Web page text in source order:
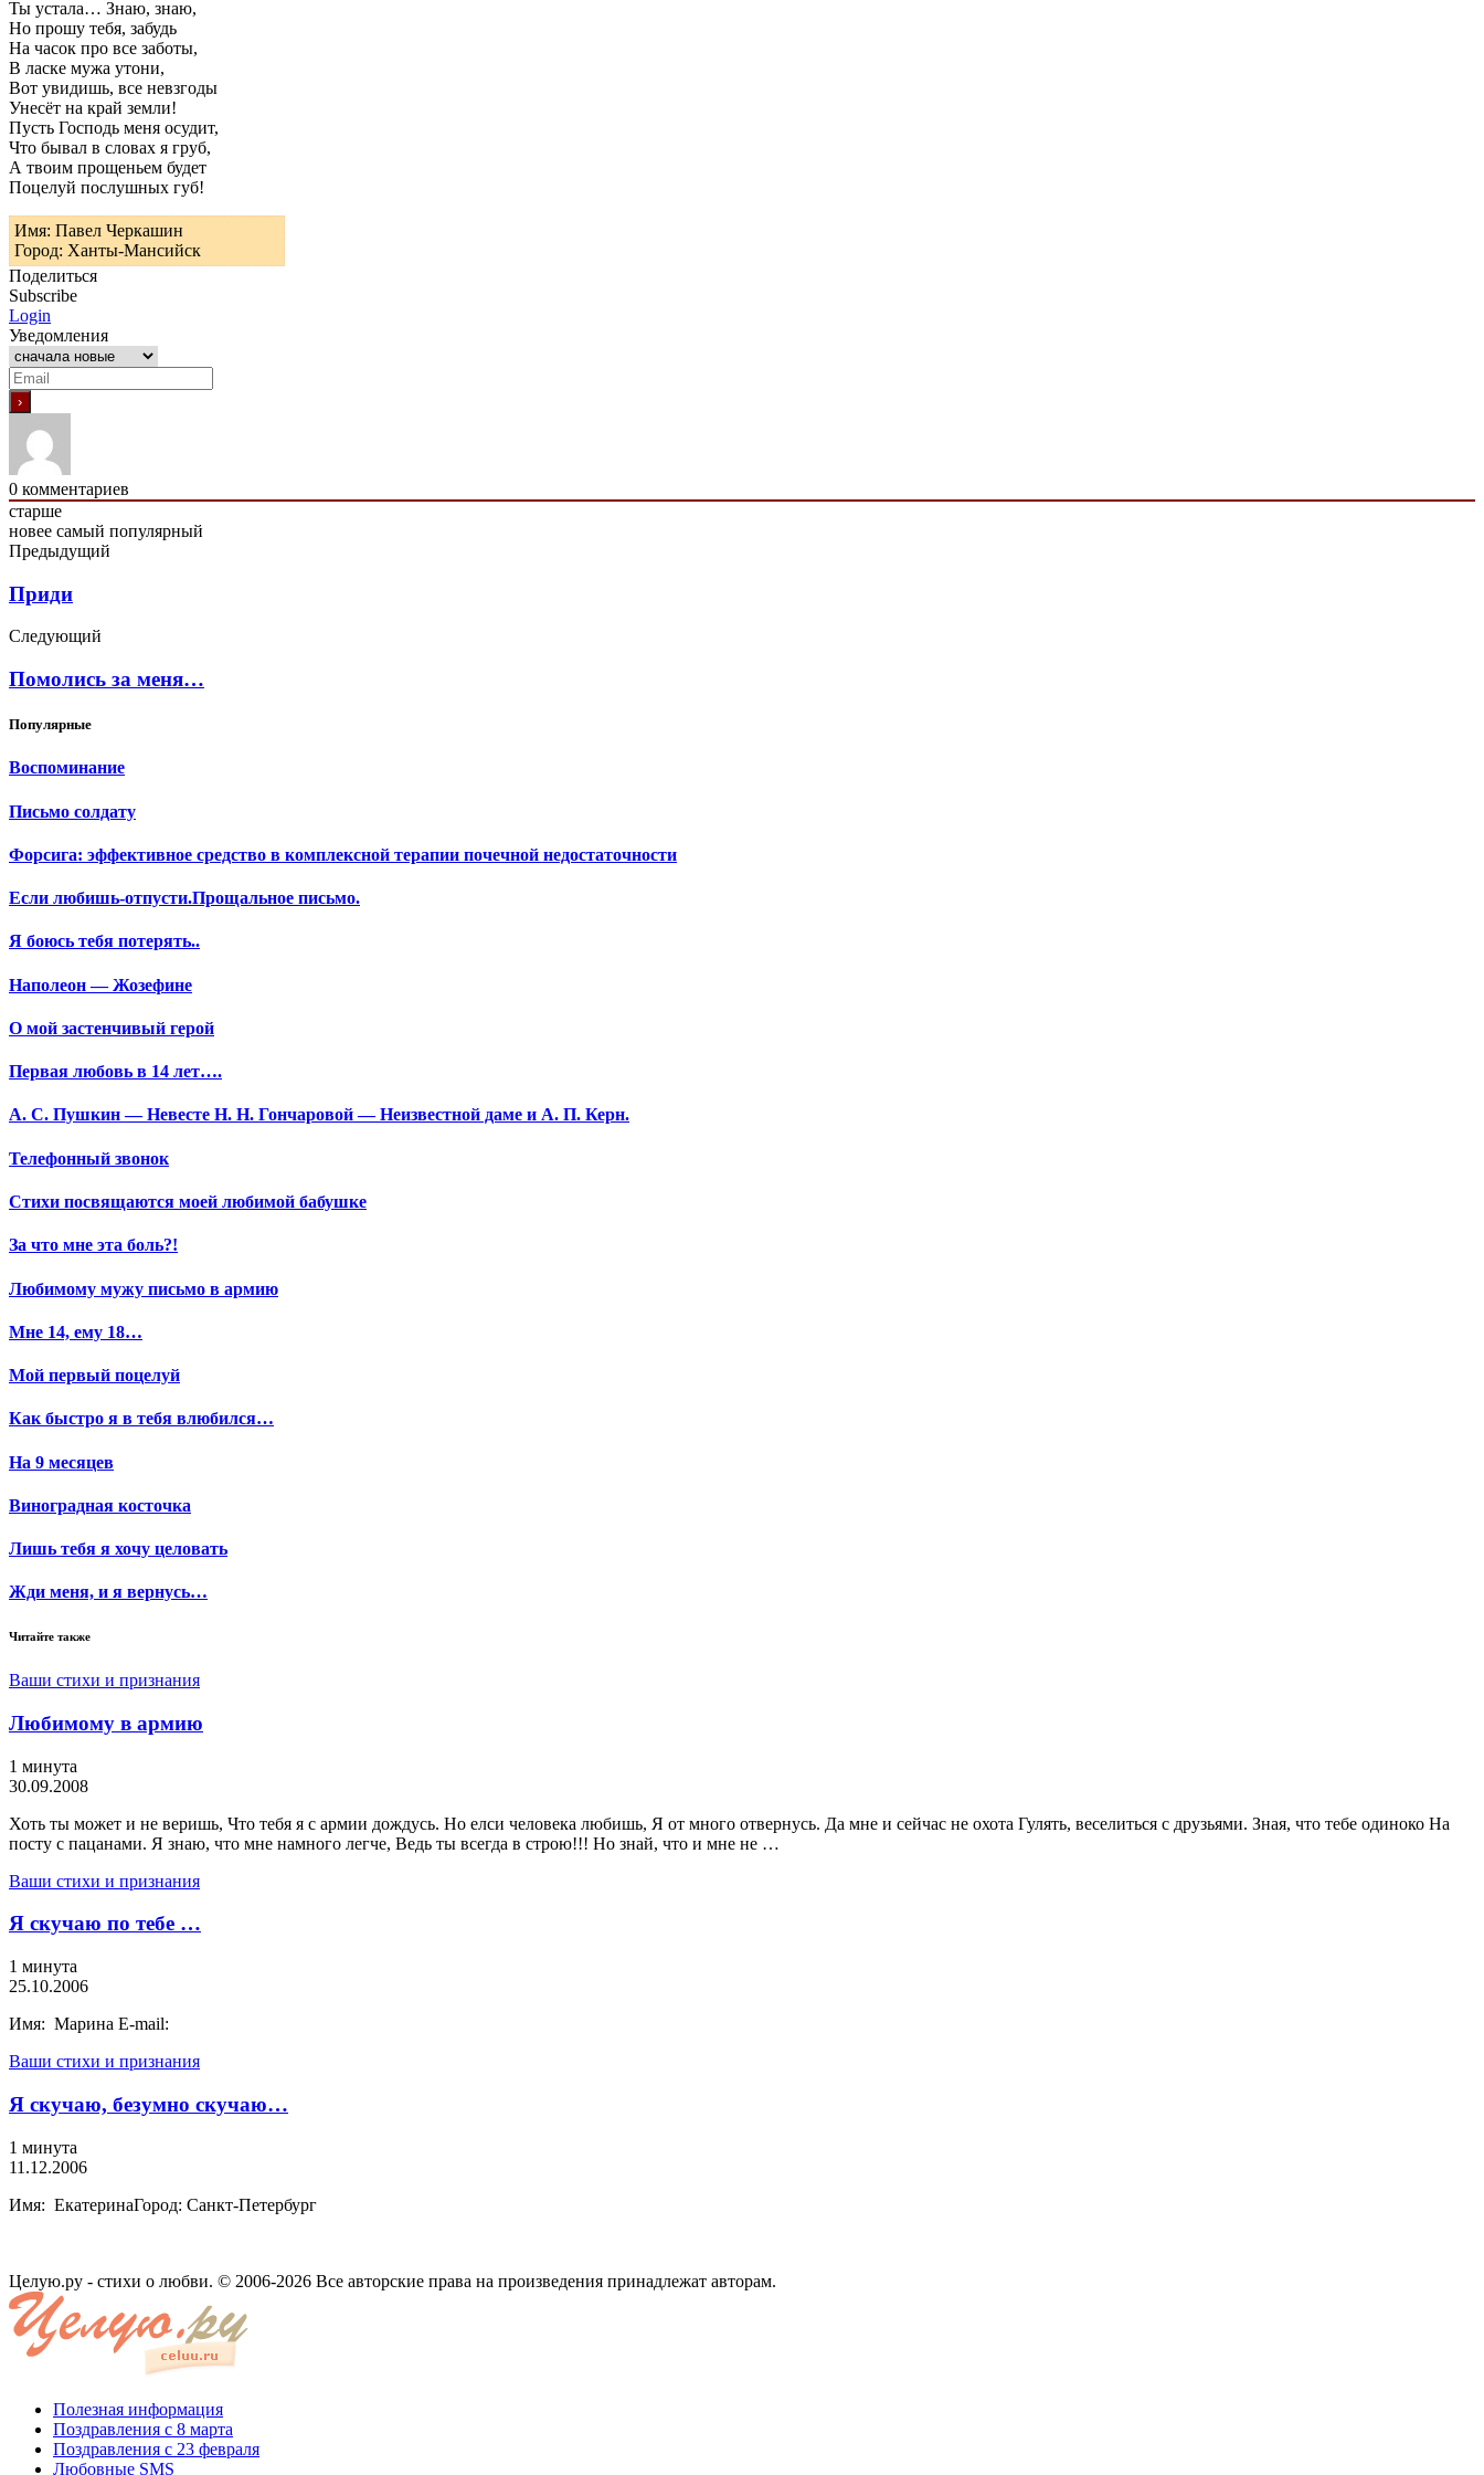
Ты устала… Знаю, знаю,
Но прошу тебя, забудь
На часок про все заботы,
В ласке мужа утони,
Вот увидишь, все невзгоды
Унесёт на край земли!
Пусть Господь меня осудит,
Что бывал в словах я груб,
А твоим прощеньем будет
Поцелуй послушных губ!
Имя: Павел Черкашин
Город: Ханты-Мансийск
Поделиться
Subscribe
Login
Уведомления
0 комментариев
старше
новее самый популярный
Предыдущий
Приди
Следующий
Помолись за меня…
Популярные
Воспоминание
Письмо солдату
Форсига: эффективное средство в комплексной терапии почечной недостаточности
Если любишь-отпусти.Прощальное письмо.
Я боюсь тебя потерять..
Наполеон — Жозефине
О мой застенчивый герой
Первая любовь в 14 лет….
А. С. Пушкин — Невесте Н. Н. Гончаровой — Неизвестной даме и А. П. Керн.
Телефонный звонок
Стихи посвящаются моей любимой бабушке
За что мне эта боль?!
Любимому мужу письмо в армию
Мне 14, ему 18…
Мой первый поцелуй
Как быстро я в тебя влюбился…
На 9 месяцев
Виноградная косточка
Лишь тебя я хочу целовать
Жди меня, и я вернусь…
Читайте также
Ваши стихи и признания
Любимому в армию
1 минута
30.09.2008
Хоть ты может и не веришь, Что тебя я с армии дождусь. Но елси человека любишь, Я от много отвернусь. Да мне и сейчас не охота Гулять, веселиться с друзьями. Зная, что тебе одиноко На
посту с пацанами. Я знаю, что мне намного легче, Ведь ты всегда в строю!!! Но знай, что и мне не …
Ваши стихи и признания
Я скучаю по тебе …
1 минута
25.10.2006
Имя: Марина E-mail:
Ваши стихи и признания
Я скучаю, безумно скучаю…
1 минута
11.12.2006
Имя: ЕкатеринаГород: Санкт-Петербург
Целую.ру - стихи о любви. © 2006-2026 Все авторские права на произведения принадлежат авторам.
Полезная информация
Поздравления с 8 марта
Поздравления с 23 февраля
Любовные SMS